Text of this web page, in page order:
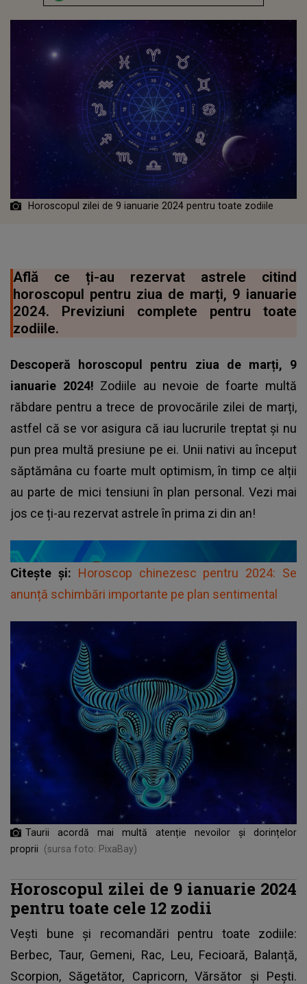
Horoscopul zilei de 9 ianuarie 2024 pentru toate zodiile
Află ce ți-au rezervat astrele citind
horoscopul pentru ziua de marți, 9 ianuarie
2024. Previziuni complete pentru toate
zodiile.
Descoperă horoscopul pentru ziua de marți, 9
ianuarie 2024! Zodiile au nevoie de foarte multă
răbdare pentru a trece de provocările zilei de marți,
astfel că se vor asigura că iau lucrurile treptat și nu
pun prea multă presiune pe ei. Unii nativi au început
săptămâna cu foarte mult optimism, în timp ce alții
au parte de mici tensiuni în plan personal. Vezi mai
jos ce ți-au rezervat astrele în prima zi din an!
Citește și: Horoscop chinezesc pentru 2024: Se
anunță schimbări importante pe plan sentimental
Taurii acordă mai multă atenție nevoilor și dorințelor
proprii
(sursa foto: PixaBay)
Horoscopul zilei de 9 ianuarie 2024
pentru toate cele 12 zodii
Vești bune și recomandări pentru toate zodiile:
Berbec, Taur, Gemeni, Rac, Leu, Fecioară, Balanță,
Scorpion, Săgetător, Capricorn, Vărsător și Pești.